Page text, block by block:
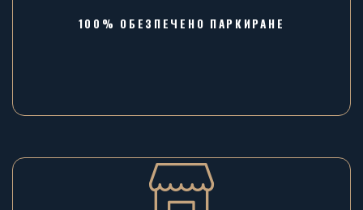
100% ОБЕЗПЕЧЕНО ПАРКИРАНЕ